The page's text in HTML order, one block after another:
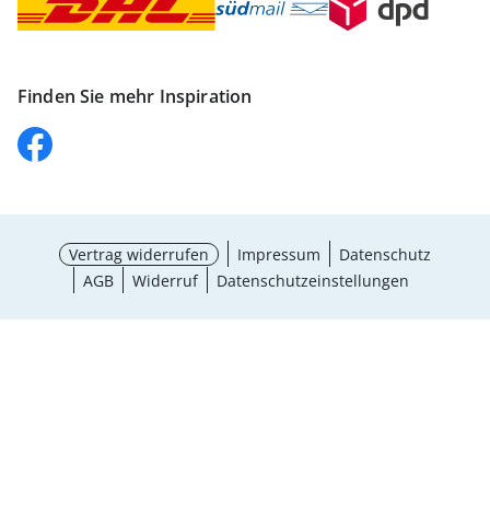
Finden Sie mehr Inspiration
Vertrag widerrufen Impressum
Datenschutz
AGB
Widerruf Datenschutzeinstellungen